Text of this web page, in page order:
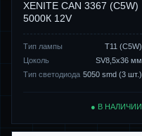
XENITE CAN 3367 (C5W)
5000К 12V
Тип лампы
Т11 (C5W)
Цоколь
SV8,5x36 мм
Тип светодиода 5050 smd (3 шт.)
● В НАЛИЧИИ